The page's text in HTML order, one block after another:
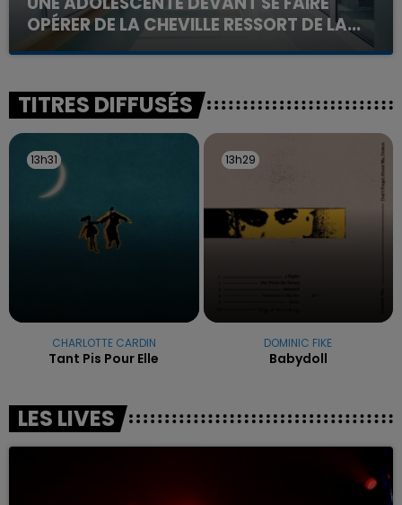
OPÉRER DE LA CHEVILLE RESSORT DE LA...
La famille a porté plainte contre la clinique qui a
excuses.
TITRES DIFFUSÉS
13h31
13h31
CHARLOTTE CARDIN
Tant Pis Pour Elle
13h29
13h29
DOMINIC FIKE
Babydoll
LES LIVES